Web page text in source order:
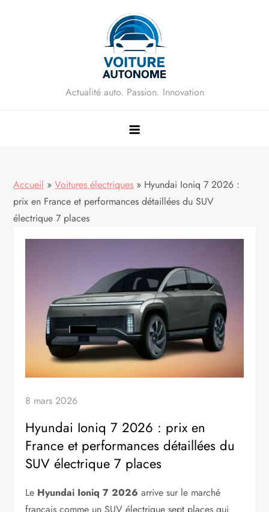
Actualité auto. Passion. Innovation
Accueil » Voitures électriques » Hyundai Ioniq 7 2026 :
prix en France et performances détaillées du SUV
électrique 7 places
8 mars 2026
Hyundai Ioniq 7 2026 : prix en
France et performances détaillées du
SUV électrique 7 places
Le Hyundai Ioniq 7 2026 arrive sur le marché
français comme un SUV électrique sept places qui